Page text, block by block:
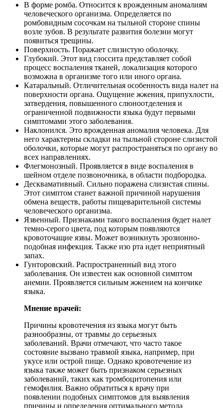
В форме ромба. Относится к врожденным аномалиям
человеческого организма. Определяется по
ромбовидным сосочкам на тыльной стороне спины
возле зубов. В результате развития болезни могут
появиться трещины.
Поверхность. Поражает слизистую оболочку.
Глубокий. Этот вид глоссита представляет собой
процесс воспаления тканей, локализация которого
возможна в организме того или иного органа.
Катаральный. Отличительная особенность вида налет на
поверхности органа. Ощущение жжения, припухлости,
затвердения, повышенного слюноотделения и
ограниченной подвижности языка будут первыми
симптомами этого заболевания.
Наклонился. Это врожденная аномалия человека. Для
него характерны складки на тыльной стороне слизистой
оболочки, которые могут распространяться по органу во
всех направлениях.
Флегмонозный. Проявляется в виде воспаления в
шейном отделе позвоночника, в области подбородка.
Десквамативный. Сильно поражена слизистая спины.
Этот симптом станет важной причиной нарушения
обмена веществ, работы пищеварительной системы
человеческого организма.
Язвенный. Признаками такого воспаления будет налет
темно-серого цвета, под которым появляются
кровоточащие язвы. Может возникнуть эрозионно-
подобная инфекция. Также изо рта идет неприятный
запах.
Гунторовский. Распространенный вид этого
заболевания. Он известен как основной симптом
анемии. Проявляется сильным жжением на кончике
языка.
Мнение врачей:
Причины кровотечения из языка могут быть
разнообразны, от травмы до серьезных
заболеваний. Врачи отмечают, что часто такое
состояние вызвано травмой языка, например, при
укусе или острой пище. Однако кровотечение из
языка также может быть признаком серьезных
заболеваний, таких как тромбоцитопения или
гемофилия. Важно обратиться к врачу при
появлении подобных симптомов для выявления
причины и определения оптимального метода